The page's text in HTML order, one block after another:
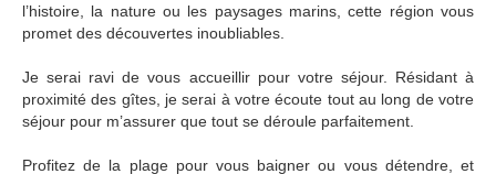
l’histoire, la nature ou les paysages marins, cette région vous
promet des découvertes inoubliables.
Je serai ravi de vous accueillir pour votre séjour. Résidant à
proximité des gîtes, je serai à votre écoute tout au long de votre
séjour pour m’assurer que tout se déroule parfaitement.
Profitez de la plage pour vous baigner ou vous détendre, et